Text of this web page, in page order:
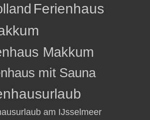
Ferienhaus
Makkum
mit Sauna
am IJsselmeer